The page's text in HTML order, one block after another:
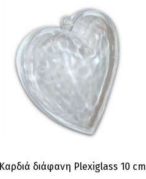
Καρδιά διάφανη Plexiglass 10 cm